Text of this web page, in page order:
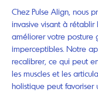
Chez Pulse Align, nous
invasive visant à
améliorer votre posture
imperceptibles. Notre
recalibrer, ce qui peut
les muscles et les
holistique peut